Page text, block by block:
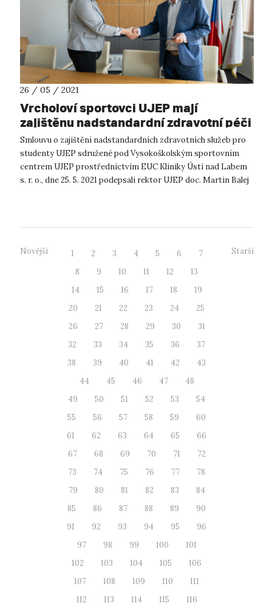
26 / 05 / 2021
Vrcholoví sportovci UJEP mají
zajištěnu nadstandardní zdravotní péči
Smlouvu o zajištění nadstandardních zdravotních služeb pro
studenty UJEP sdružené pod Vysokoškolským sportovním
centrem UJEP prostřednictvím EUC Kliniky Ústí nad Labem
s. r. o., dne 25. 5. 2021 podepsali rektor UJEP doc. Martin Balej
Novější 1 2 3 4 5 6
7
8
9 10 11 12
13
14
15 16 17 18
19
20
21 22 23 24
25
26
27 28 29 30
31
32
33 34 35 36
37
38
39 40 41 42
43
44
45 46 47
48
49
50 51 52 53
54
55
56 57 58 59
60
61
62 63 64 65
66
67
68 69 70 71
72
73
74 75 76 77
78
79
80 81 82 83
84
85
86 87 88 89
90
91
92 93 94 95
96
97
98 99 100
101
102
103 104 105
106
107
108 109 110
111
112
113 114 115
116
Starší